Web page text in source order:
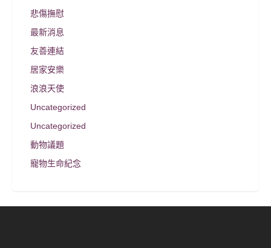
悲傷撫慰
最新消息
友善連結
居家安樂
浪浪天使
Uncategorized
Uncategorized
動物議題
寵物生命紀念